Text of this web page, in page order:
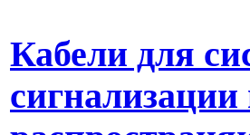
Кабели для
сигнализации